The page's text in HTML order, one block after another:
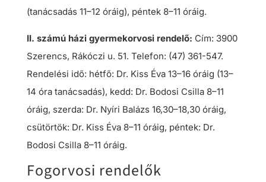
(tanácsadás 11–12 óráig), péntek 8–11 óráig.
II. számú házi gyermekorvosi rendelő: Cím: 3900
Szerencs, Rákóczi u. 51. Telefon: (47) 361-547.
Rendelési idő: hétfő: Dr. Kiss Éva 13–16 óráig (13–
14 óra tanácsadás), kedd: Dr. Bodosi Csilla 8–11
óráig, szerda: Dr. Nyíri Balázs 16,30–18,30 óráig,
csütörtök: Dr. Kiss Éva 8–11 óráig, péntek: Dr.
Bodosi Csilla 8–11 óráig.
Fogorvosi rendelők